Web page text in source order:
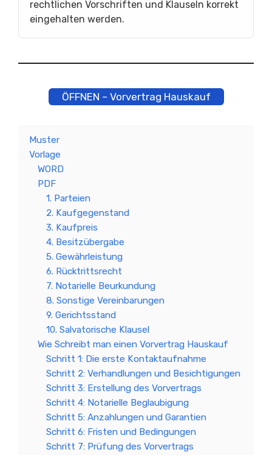
rechtlichen Vorschriften und Klauseln korrekt
eingehalten werden.
ÖFFNEN – Vorvertrag Hauskauf
Muster
Vorlage
WORD
PDF
1. Parteien
2. Kaufgegenstand
3. Kaufpreis
4. Besitzübergabe
5. Gewährleistung
6. Rücktrittsrecht
7. Notarielle Beurkundung
8. Sonstige Vereinbarungen
9. Gerichtsstand
10. Salvatorische Klausel
Wie Schreibt man einen Vorvertrag Hauskauf
Schritt 1: Die erste Kontaktaufnahme
Schritt 2: Verhandlungen und Besichtigungen
Schritt 3: Erstellung des Vorvertrags
Schritt 4: Notarielle Beglaubigung
Schritt 5: Anzahlungen und Garantien
Schritt 6: Fristen und Bedingungen
Schritt 7: Prüfung des Vorvertrags